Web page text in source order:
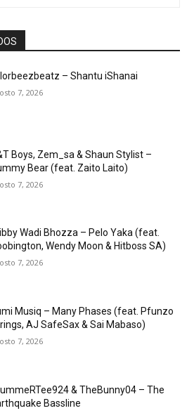
– Shantu iShanai
7, 2026
Boys, Zem_sa & Shaun Stylist –
Bear (feat. Zaito Laito)
7, 2026
Wadi Bhozza – Pelo Yaka (feat.
Wendy Moon & Hitboss SA)
7, 2026
Musiq – Many Phases (feat. Pfunzo
AJ SafeSax & Sai Mabaso)
7, 2026
& TheBunny04 – The
Bassline